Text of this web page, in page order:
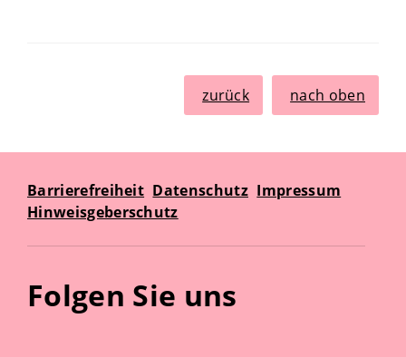
zurück nach oben
Barrierefreiheit Datenschutz Impressum
Hinweisgeberschutz
Folgen Sie uns